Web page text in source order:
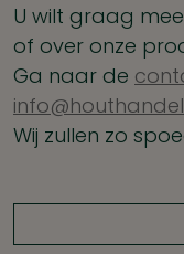
U wilt graag
of over onze
Ga naar de
Wij zullen zo